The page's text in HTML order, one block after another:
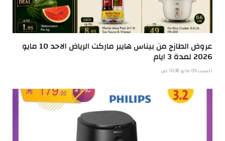
عروض الطازج من بيناس هايبر ماركت الرياض الاحد 10 مايو
2026 لمدة 3 ايام
السبت 09 مايو 10:38 ص